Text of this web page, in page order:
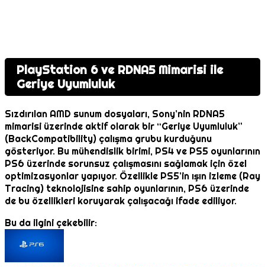
PlayStation 6 ve RDNA5 Mimarisi ile
Geriye Uyumluluk
Sızdırılan AMD sunum dosyaları, Sony’nin RDNA5
mimarisi üzerinde aktif olarak bir “Geriye Uyumluluk”
(BackCompatibility) çalışma grubu kurduğunu
gösteriyor. Bu mühendislik birimi, PS4 ve PS5 oyunlarının
PS6 üzerinde sorunsuz çalışmasını sağlamak için özel
optimizasyonlar yapıyor. Özellikle PS5’in ışın izleme (Ray
Tracing) teknolojisine sahip oyunlarının, PS6 üzerinde
de bu özellikleri koruyarak çalışacağı ifade ediliyor.
Bu da ilgini çekebilir: